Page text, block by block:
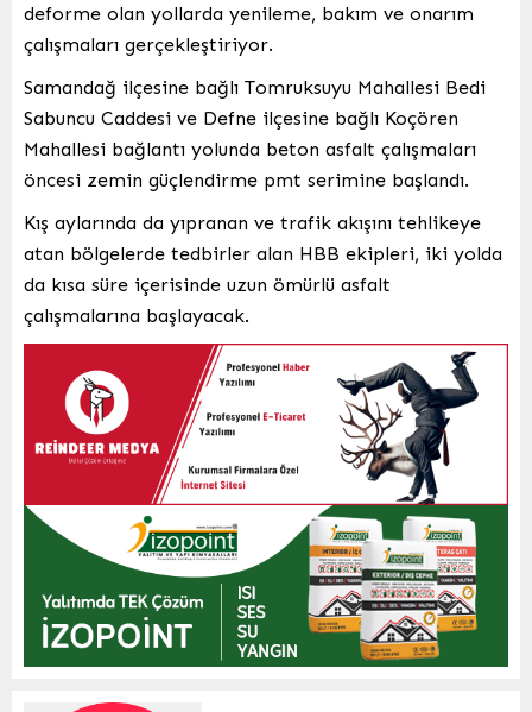
deforme olan yollarda yenileme, bakım ve onarım
çalışmaları gerçekleştiriyor.
Samandağ ilçesine bağlı Tomruksuyu Mahallesi Bedi
Sabuncu Caddesi ve Defne ilçesine bağlı Koçören
Mahallesi bağlantı yolunda beton asfalt çalışmaları
öncesi zemin güçlendirme pmt serimine başlandı.
Kış aylarında da yıpranan ve trafik akışını tehlikeye
atan bölgelerde tedbirler alan HBB ekipleri, iki yolda
da kısa süre içerisinde uzun ömürlü asfalt
çalışmalarına başlayacak.